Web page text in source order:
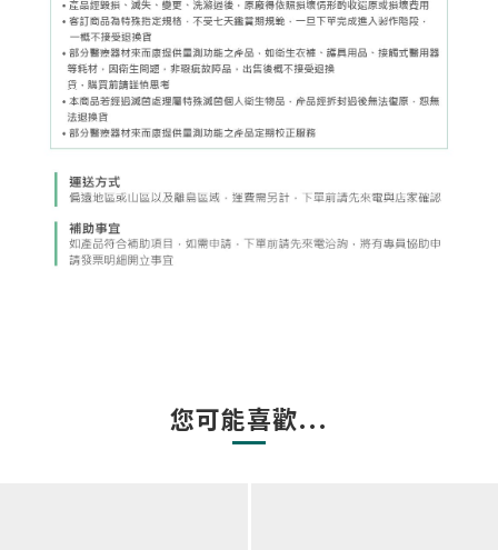
您可能喜歡...